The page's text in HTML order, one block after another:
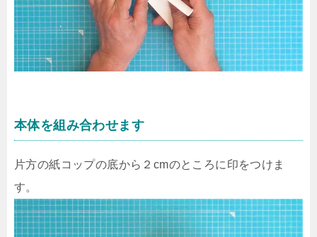
本体を組み合わせます
片方の紙コップの底から２cmのところに印をつけま
す。